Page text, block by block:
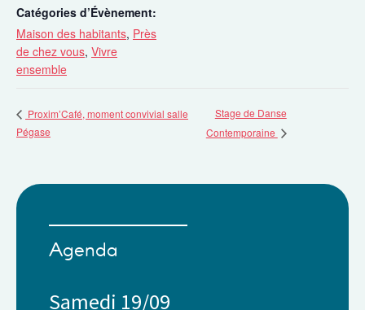
Catégories d’Évènement:
Maison des habitants, Près
de chez vous, Vivre
ensemble
Proxim’Café, moment convivial salle
Pégase
Stage de Danse
Contemporaine
Agenda
Samedi 19/09